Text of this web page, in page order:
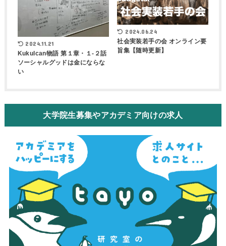
2024.11.21
Kukulcan物語 第１章・１-２話
ソーシャルグッドは金にならな
い
2024.06.24
社会実装若手の会 オンライン要
旨集【随時更新】
大学院生募集やアカデミア向けの求人